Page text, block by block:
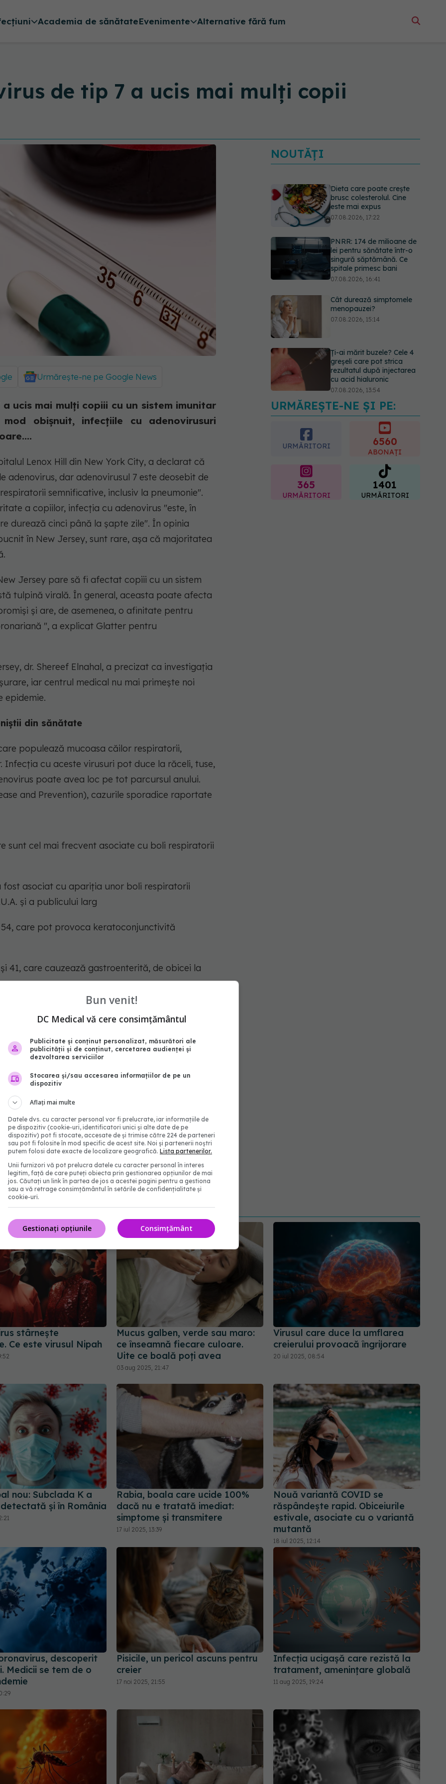
Academia de sănătateEvenimente Alternative fără fum
de tip 7 a ucis mai mulți copii
Urmărește-ne pe Google News
ucis mai mulți copiii cu un sistem imunitar
obișnuit, infecțiile cu adenovirusuri
Lenox Hill din New York City, a declarat că
adenovirus, dar adenovirusul 7 este deosebit de
semnificative, inclusiv la pneumonie".
a copiilor, infecția cu adenovirus "este, în
durează cinci până la șapte zile". În opinia
în New Jersey, sunt rare, așa că majoritatea
Jersey pare să fi afectat copiii cu un sistem
tulpină virală. În general, aceasta poate afecta
și are, de asemenea, o afinitate pentru
", a explicat Glatter pentru
dr. Shereef Elnahal, a precizat ca investigația
iar centrul medical nu mai primește noi
epidemie.
din sănătate
populează mucoasa căilor respiratorii,
Infecția cu aceste virusuri pot duce la răceli, tuse,
poate avea loc pe tot parcursul anului.
and Prevention), cazurile sporadice raportate
sunt cel mai frecvent asociate cu boli respiratorii
fost asociat cu apariția unor boli respiratorii
și a publicului larg
54, care pot provoca keratoconjunctivită
41, care cauzează gastroenterită, de obicei la
care se răspândesc în apă, cum ar fi mici lacuri
focare de boală febrilă cu conjunctivită.
al Bolilor
recomandă profesioniștilor din
ca posibile cauze ale bolilor
inferioare, cum ar fi pneumonia și să raporteze
respiratorii, conjunctivite) potențial cauzate de
local de sănătate.
NOUTĂȚI
Dieta care poate crește
brusc colesterolul. Cine
este mai expus
07.08.2026, 17:22
PNRR: 174 de milioane de
lei pentru sănătate într-o
singură săptămână. Ce
spitale primesc bani
07.08.2026, 16:41
Cât durează simptomele
menopauzei?
07.08.2026, 15:14
Ți-ai mărit buzele? Cele 4
greșeli care pot strica
rezultatul după injectarea
cu acid hialuronic
07.08.2026, 13:54
Testul din deget care ar
putea indica riscul pentru 8
07.08.2026, 18:34
URMĂREȘTE-NE ȘI PE:
URMĂRITORI 6560
ABONAȚI
365
URMĂRITORI
1401
URMĂRITORI
stârnește
Ce este virusul Nipah
Mucus galben, verde sau maro:
ce înseamnă fiecare culoare.
Uite ce boală poți avea
03 aug 2025, 21:47
Virusul care duce la umflarea
creierului provoacă îngrijorare
20 iul 2025, 08:54
nou: Subclada K a
și în România
Rabia, boala care ucide 100%
dacă nu e tratată imediat:
simptome și transmitere
17 iul 2025, 13:39
Nouă variantă COVID se
răspândește rapid. Obiceiurile
estivale, asociate cu o variantă
mutantă
18 iul 2025, 12:14
descoperit
Medicii se tem de o
Pisicile, un pericol ascuns pentru
creier
17 noi 2025, 21:55
Infecția ucigașă care rezistă la
tratament, amenințare globală
11 aug 2025, 19:24
Bun venit!
DC Medical vă cere consimțământul
Publicitate și conținut personalizat, măsurători ale
publicității și de conținut, cercetarea audienței și
dezvoltarea serviciilor
Stocarea și/sau accesarea informațiilor de pe un
dispozitiv
Aflați mai multe
Datele dvs. cu caracter personal vor fi prelucrate, iar informațiile de
pe dispozitiv (cookie-uri, identificatori unici și alte date de pe
dispozitiv) pot fi stocate, accesate de și trimise către 224 de parteneri
sau pot fi folosite în mod specific de acest site. Noi și partenerii noștri
putem folosi date exacte de localizare geografică. Lista partenerilor.
Unii furnizori vă pot prelucra datele cu caracter personal în interes
legitim, față de care puteți obiecta prin gestionarea opțiunilor de mai
jos. Căutați un link în partea de jos a acestei pagini pentru a gestiona
sau a vă retrage consimțământul în setările de confidențialitate și
cookie-uri.
Consimțământ
Gestionați opțiunile